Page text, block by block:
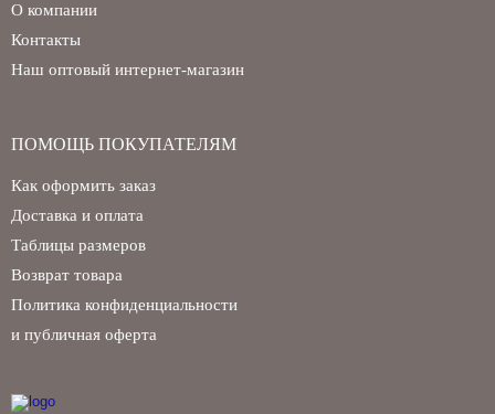
О компании
Контакты
Наш оптовый интернет-магазин
ПОМОЩЬ ПОКУПАТЕЛЯМ
Как оформить заказ
Доставка и оплата
Таблицы размеров
Возврат товара
Политика конфиденциальности
и публичная оферта